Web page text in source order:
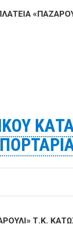
ΣΤΗΝ
Τ.Κ.